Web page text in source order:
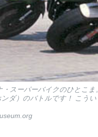
・スーパーバイクのひとこ
ンダ）のバトルです！ こう